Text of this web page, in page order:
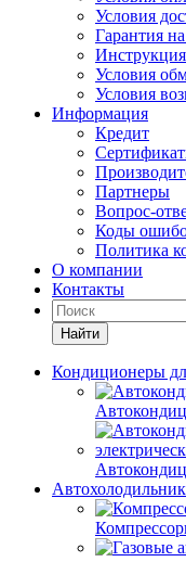
Условия
Гарантия
Условия
Условия
Информация
Кредит
Партнеры
Вопрос-
Коды
Политика
О компании
Контакты
Найти
Кондиционеры